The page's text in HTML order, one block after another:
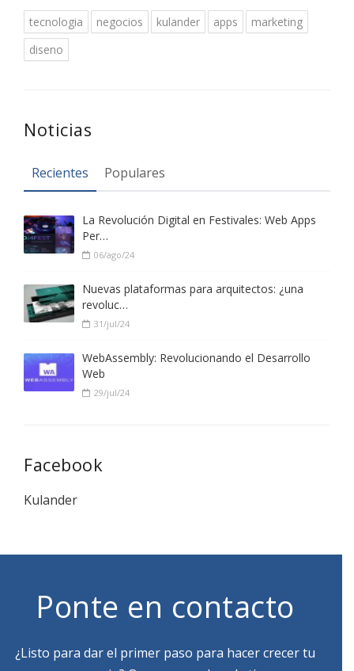
tecnologia negocios kulander apps
marketing
diseno
Noticias
Recientes Populares
La Revolución Digital en Festivales: Web Apps
Per…
06/ago/24
Nuevas plataformas para arquitectos: ¿una
revoluc…
31/jul/24
WebAssembly: Revolucionando el Desarrollo
Web
29/jul/24
Facebook
Kulander
Ponte en contacto
¿Listo para dar el primer paso para hacer crecer tu